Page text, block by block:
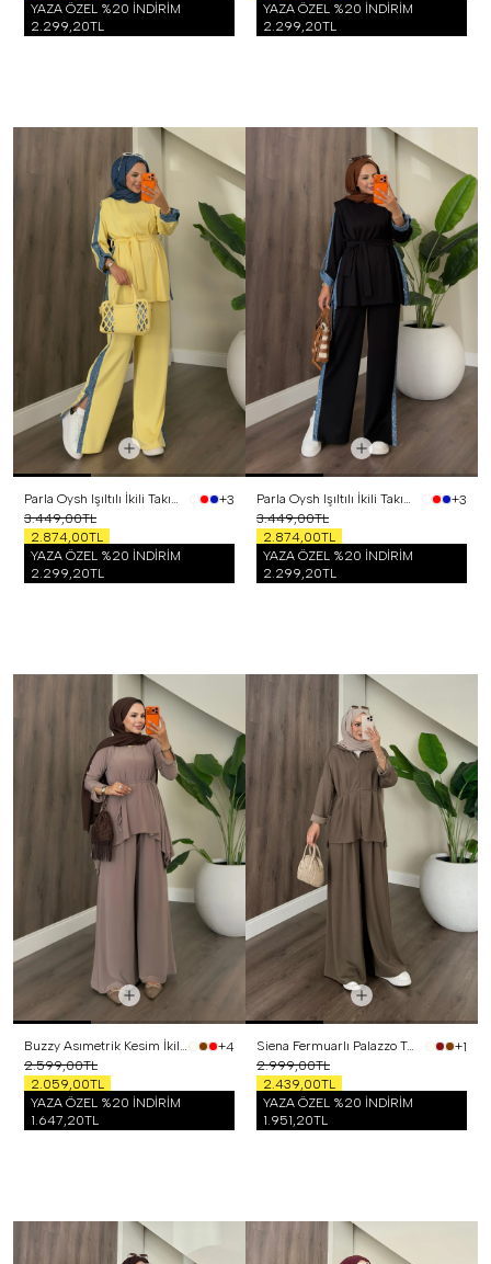
YAZA ÖZEL %20 İNDİRİM
2.299,20TL
YAZA ÖZEL %20 İNDİRİM
2.299,20TL
Parla Oysh Işıltılı İkili Takım Sarı
+3
3.449,00TL
2.874,00TL
YAZA ÖZEL %20 İNDİRİM
2.299,20TL
Parla Oysh Işıltılı İkili Takım Siyah
+3
3.449,00TL
2.874,00TL
YAZA ÖZEL %20 İNDİRİM
2.299,20TL
Buzzy Asımetrik Kesim İkili Takım Vizon
+4
2.599,00TL
2.059,00TL
YAZA ÖZEL %20 İNDİRİM
1.647,20TL
Siena Fermuarlı Palazzo Takım Haki
+1
2.999,00TL
2.439,00TL
YAZA ÖZEL %20 İNDİRİM
1.951,20TL